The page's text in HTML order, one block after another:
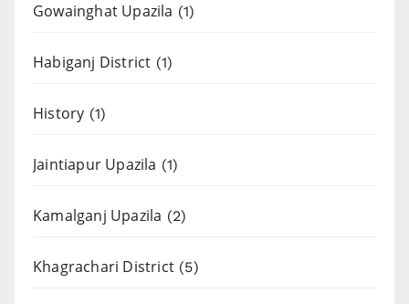
Gowainghat Upazila (1)
Habiganj District (1)
History (1)
Jaintiapur Upazila (1)
Kamalganj Upazila (2)
Khagrachari District (5)